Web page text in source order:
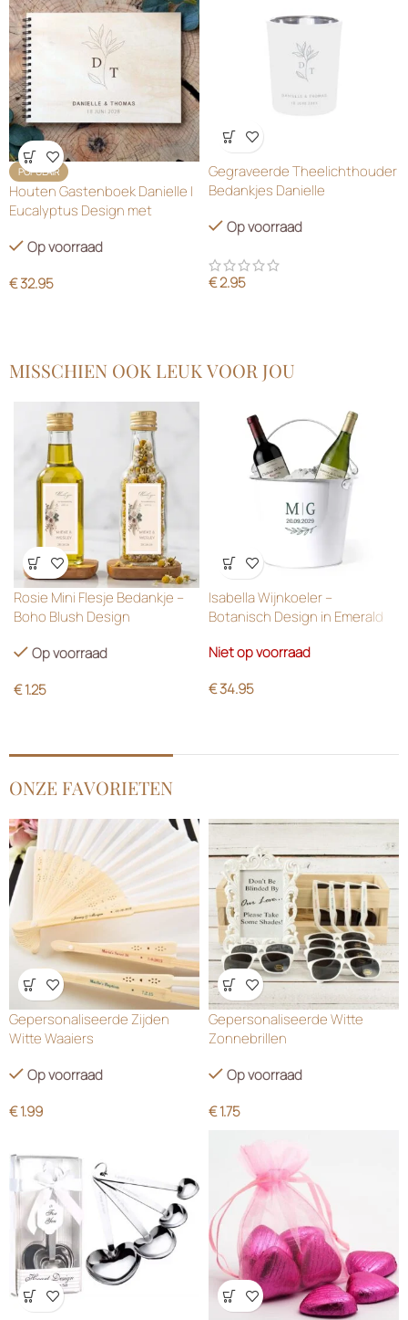
POPULAIRWensenlijst
Houten Gastenboek Danielle |
Eucalyptus Design met
Op voorraad
€32.95
Wensenlijst
Gegraveerde Theelichthouder
Bedankjes Danielle
Op voorraad
€2.95
MISSCHIEN OOK LEUK VOOR JOU
Wensenlijst
Rosie Mini Flesje Bedankje –
Boho Blush Design
Op voorraad
€1.25
Wensenlijst
Isabella Wijnkoeler –
Botanisch Design in Emerald
Niet op voorraad
€34.95
ONZE FAVORIETEN
Wensenlijst
Gepersonaliseerde Zijden
Witte Waaiers
Op voorraad
€1.99
Wensenlijst
Gepersonaliseerde Witte
Zonnebrillen
Op voorraad
€1.75
Wensenlijst
Wensenlijst